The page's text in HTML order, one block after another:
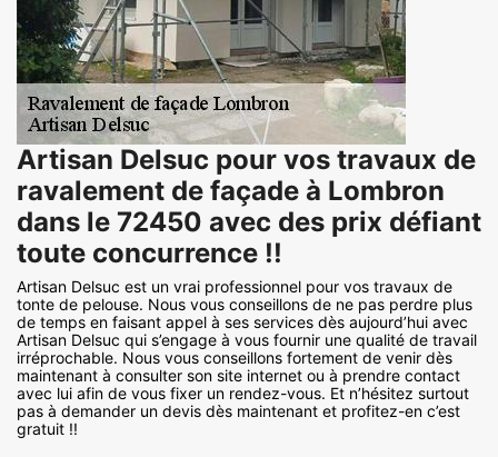
Artisan Delsuc pour vos travaux de
ravalement de façade à Lombron
dans le 72450 avec des prix défiant
toute concurrence !!
Artisan Delsuc est un vrai professionnel pour vos travaux de
tonte de pelouse. Nous vous conseillons de ne pas perdre plus
de temps en faisant appel à ses services dès aujourd’hui avec
Artisan Delsuc qui s’engage à vous fournir une qualité de travail
irréprochable. Nous vous conseillons fortement de venir dès
maintenant à consulter son site internet ou à prendre contact
avec lui afin de vous fixer un rendez-vous. Et n’hésitez surtout
pas à demander un devis dès maintenant et profitez-en c’est
gratuit !!